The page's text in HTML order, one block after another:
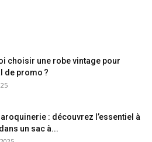
choisir une robe vintage pour
de promo ?
: découvrez l’essentiel à
un sac à...